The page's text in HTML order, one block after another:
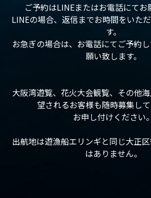
ご予約はLINEまたはお電話にてお
LINEの場合、返信までお時間をいた
す。
お急ぎの場合は、お電話にてご予約
願い致します。
大阪湾遊覧、花火大会観覧、その他
望されるお客様も随時募集して
お申し付けください。
出航地は遊漁船エリンギと同じ大正
はありません。